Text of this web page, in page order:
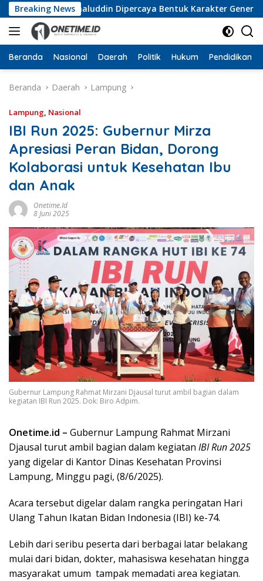
Langsung
ke
konten
Breaking News
Wan Jamaluddin Dipercaya Bentuk Karakter Generasi Muda
Beranda Nasional Daerah Politik Hukum Pendidikan
Beranda Daerah Lampung
Lampung, Nasional
IBI Run 2025: Gubernur Mirza
Apresiasi Peran Bidan, Dorong
Kolaborasi untuk Kesehatan Ibu
dan Anak
Onetime.id
8 Juni 2025
Gubernur Lampung Rahmat Mirzani Djausal turut ambil bagian dalam
kegiatan IBI Run 2025. Dok: Biro Adpim.
Onetime.id – Gubernur Lampung Rahmat Mirzani
Djausal turut ambil bagian dalam kegiatan IBI Run 2025
yang digelar di Kantor Dinas Kesehatan Provinsi
Lampung, Minggu pagi, (8/6/2025).
Acara tersebut digelar dalam rangka peringatan Hari
Ulang Tahun Ikatan Bidan Indonesia (IBI) ke-74.
Lebih dari seribu peserta dari berbagai latar belakang
mulai dari bidan, dokter, mahasiswa kesehatan hingga
masyarakat umum tampak memadati area kegiatan.